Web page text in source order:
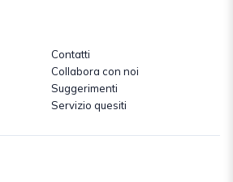
Contatti
Collabora con noi
Suggerimenti
Servizio quesiti